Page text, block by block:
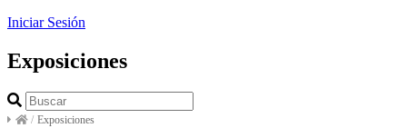
Iniciar Sesión
Exposiciones
/ Exposiciones